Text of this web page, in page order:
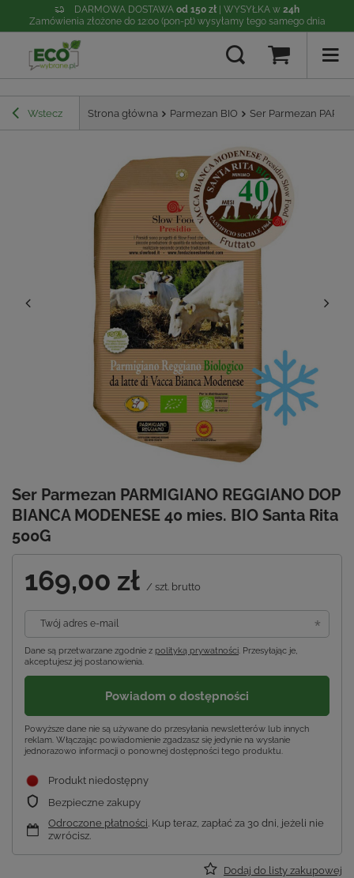
DARMOWA DOSTAWA od 150 zł | WYSYŁKA w 24h
Zamówienia złożone do 12:00 (pon-pt) wysyłamy tego samego dnia
Wstecz Strona główna Parmezan BIO Ser Parmezan
Ser Parmezan PARMIGIANO REGGIANO DOP
BIANCA MODENESE 40 mies. BIO Santa Rita
500G
169,00 zł / szt. brutto
Twój adres e-mail
Dane są przetwarzane zgodnie z polityką prywatności. Przesyłając je,
akceptujesz jej postanowienia.
Powiadom o dostępności
Powyższe dane nie są używane do przesyłania newsletterów lub innych
reklam. Włączając powiadomienie zgadzasz się jedynie na wysłanie
jednorazowo informacji o ponownej dostępności tego produktu.
Produkt niedostępny
Bezpieczne zakupy
Odroczone płatności. Kup teraz, zapłać za 30 dni, jeżeli nie
zwrócisz.
Dodaj do listy zakupowej